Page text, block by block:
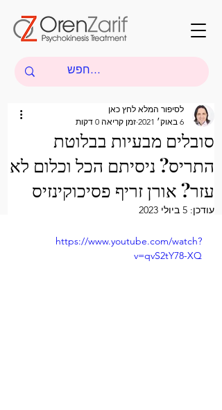
סובלים מבעיות בבלוטת
התריס? ניסיתם הכל וכלום לא
עזר? אורן זריף פסיכוקינזיס
לסיפור המלא לחץ כאן
6 באוק׳ 2021
זמן קריאה 0 דקות
עודכן: 5 ביולי 2023
https://www.youtube.com/watch?
v=qvS2tY78-XQ